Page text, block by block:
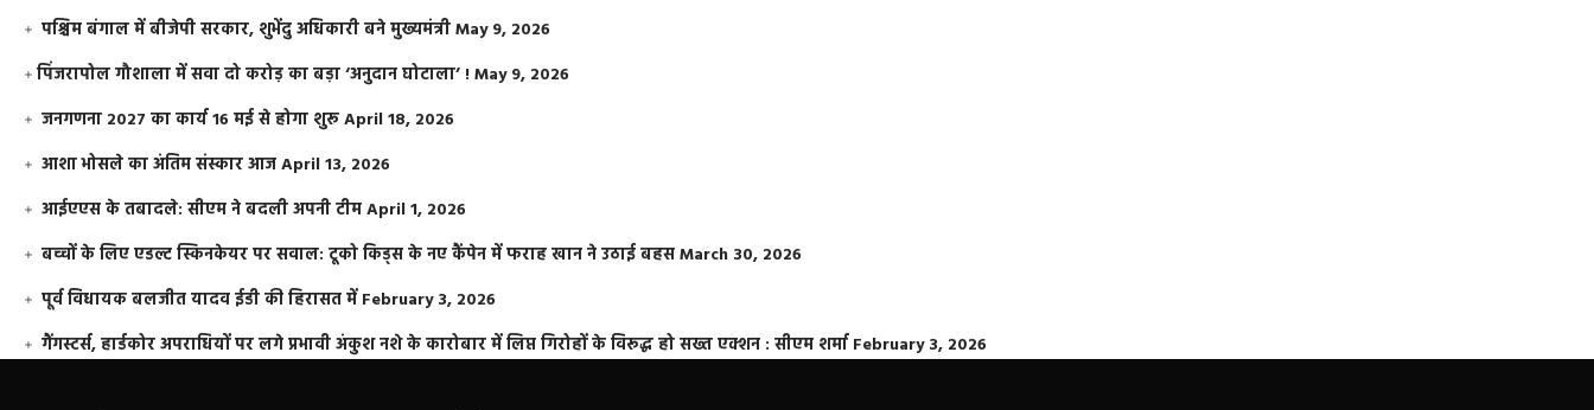
पश्चिम बंगाल में बीजेपी सरकार, शुभेंदु अधिकारी बने मुख्यमंत्रीMay 9, 2026
​पिंजरापोल गौशाला में सवा दो करोड़ का बड़ा ‘अनुदान घोटाला’ !May 9, 2026
जनगणना 2027 का कार्य 16 मई से होगा शुरूApril 18, 2026
आशा भोसले का अंतिम संस्कार आजApril 13, 2026
आईएएस के तबादले: सीएम ने बदली अपनी टीमApril 1, 2026
बच्चों के लिए एडल्ट स्किनकेयर पर सवाल: टूको किड्स के नए कैंपेन में फराह खान ने उठाई बहसMarch 30, 2026
पूर्व विधायक बलजीत यादव ईडी की हिरासत में February 3, 2026
गैंगस्टर्स, हार्डकोर अपराधियों पर लगे प्रभावी अंकुश नशे के कारोबार में लिप्त गिरोहों के विरूद्ध हो सख्त एक्शन : सीएम शर्मा February 3, 2026